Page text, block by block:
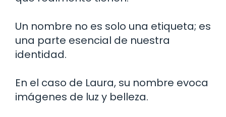
Un nombre no es solo una etiqueta; es
una parte esencial de nuestra
identidad.
En el caso de Laura, su nombre evoca
imágenes de luz y belleza.